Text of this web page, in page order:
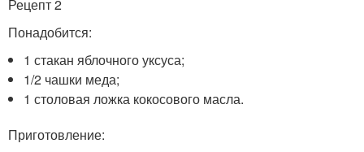
Рецепт 2
Понадобится:
1 стакан яблочного уксуса;
1/2 чашки меда;
1 столовая ложка кокосового масла.
Приготовление: